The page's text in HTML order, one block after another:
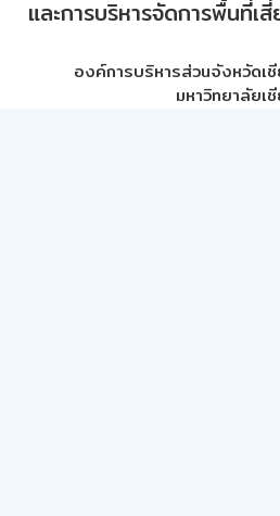
และการบริหารจัดการพื้นที่เ
องค์การบริหารส่วนจังหวัดเ
มหาวิทยาลัยเ